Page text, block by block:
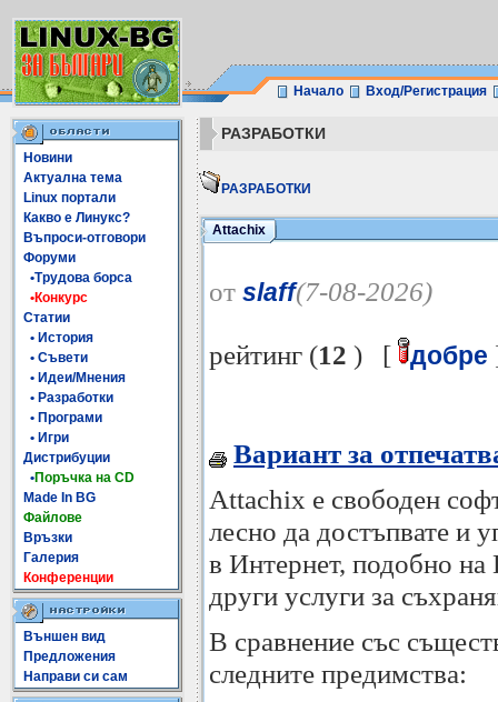
Начало Вход/Регистрация
Новини
Актуална тема
Linux портали
Какво е Линукс?
Въпроси-отговори
Форуми
•Трудова борса
•Конкурс
Статии
• История
• Съвети
• Идеи/Мнения
• Разработки
• Програми
• Игри
Дистрибуции
•Поръчка на CD
Made In BG
Файлове
Връзки
Галерия
Конференции
Външен вид
Предложения
Направи си сам
РАЗРАБОТКИ
РАЗРАБОТКИ
Attachix
от slaff(7-08-2026)
рейтинг (12 ) [ добре
Вариант за
Attachix е свободен
лесно да достъпвате и
в Интернет, подобно
други услуги за
В сравнение със
следните предимства: